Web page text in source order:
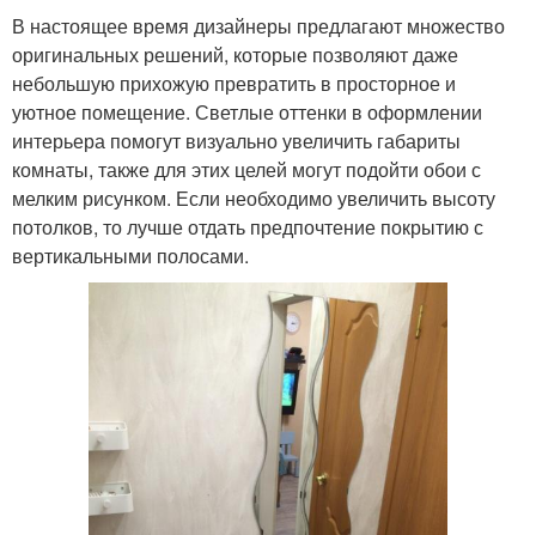
В настоящее время дизайнеры предлагают множество
оригинальных решений, которые позволяют даже
небольшую прихожую превратить в просторное и
уютное помещение. Светлые оттенки в оформлении
интерьера помогут визуально увеличить габариты
комнаты, также для этих целей могут подойти обои с
мелким рисунком. Если необходимо увеличить высоту
потолков, то лучше отдать предпочтение покрытию с
вертикальными полосами.